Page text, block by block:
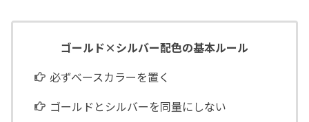
ゴールド×シルバー配色の基本ルール
必ずベースカラーを置く
ゴールドとシルバーを同量にしない